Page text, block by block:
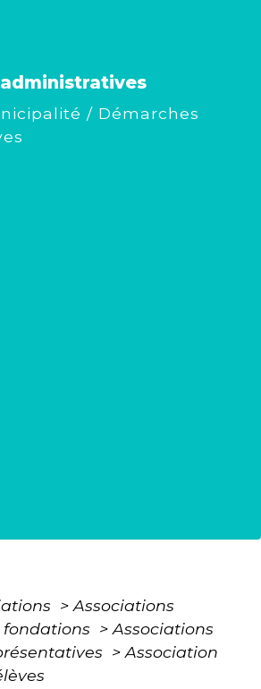
/ Démarches
> Associations
> Associations
> Association